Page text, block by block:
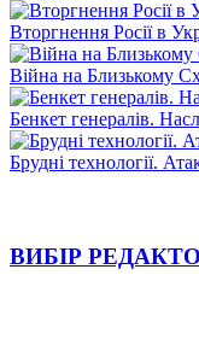
Вторгнення Росії в
Війна на Близькому
Бенкет генералів.
Брудні технології.
ВИБІР